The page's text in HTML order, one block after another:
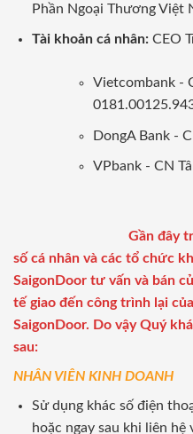
Phần Ngoại Thương Việt
Tài khoản cá nhân: CEO
Vietcombank -
DongA Bank -
VPbank - CN
Gần đây
số cá nhân và các tổ chức
SaigonDoor tư vấn và bán
tế giao đến công trình lại
SaigonDoor. Do vậy Quý
sau:
NHÂN VIÊN KINH DOANH
Sử dụng khác số điện
hoặc ngay sau khi liên